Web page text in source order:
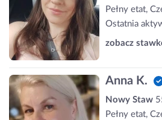
Pełny etat,
Ostatnia
zobacz
Anna K.
Nowy Staw
Pełny etat,